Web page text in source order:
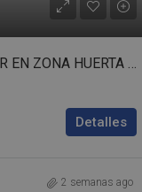
PISO PARA REFORMAR EN ZONA HUERTA DE LA REINA – bp02-00535
Detalles
2 semanas ago